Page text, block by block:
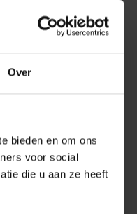
Over
bieden en om ons
voor social
die u aan ze heeft